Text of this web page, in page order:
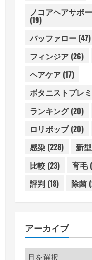
ノコアヘアサポ
(19)
バッファロー(47)
フィンジア(26)
ヘアケア(17)
ボタニストプレ
ランキング(20)
ロリポップ(20)
感染(228) 新
比較(23) 育毛
評判(18) 除菌
アーカイブ
ア